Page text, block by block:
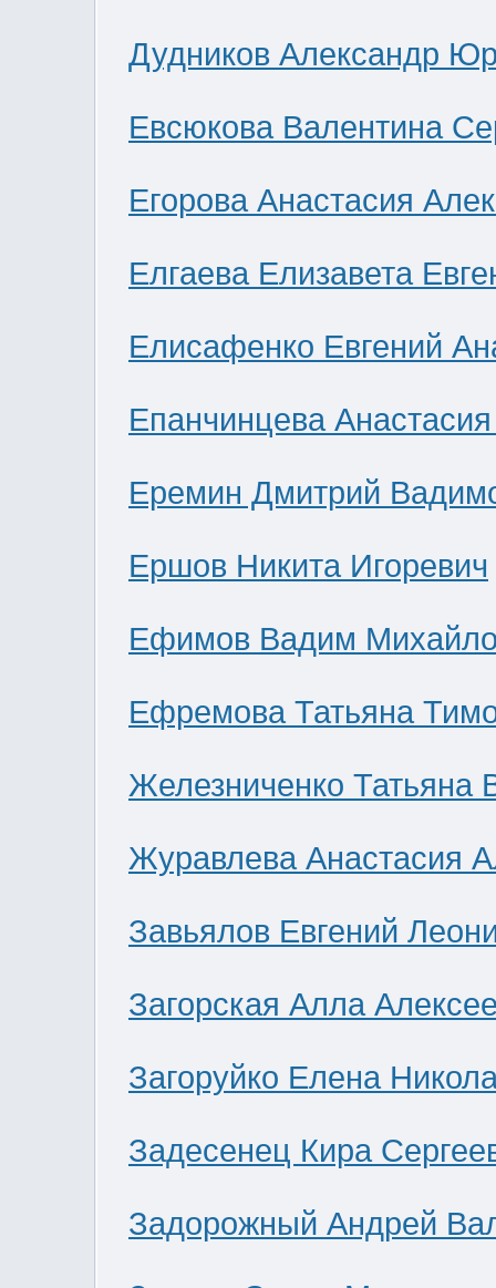
Дудников Александр
Евсюкова Валентина
Егорова Анастасия
Елгаева Елизавета
Елисафенко Евгений
Епанчинцева
Еремин Дмитрий
Ершов Никита Игоревич
Ефимов Вадим
Ефремова Татьяна
Железниченко Татьяна
Журавлева Анастасия
Завьялов Евгений
Загорская Алла
Загоруйко Елена
Задесенец Кира
Задорожный Андрей